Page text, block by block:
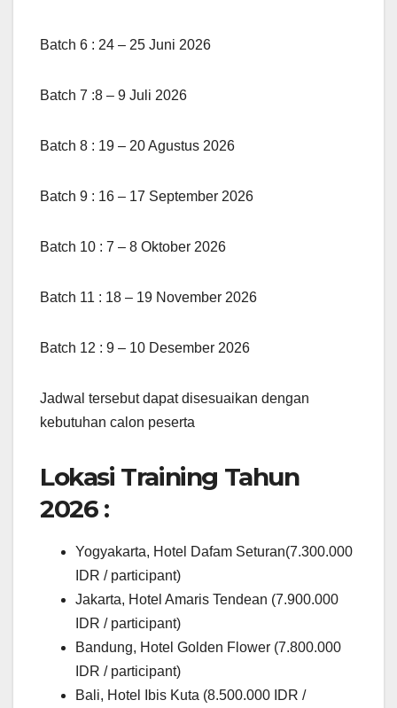
Batch 6 : 24 – 25 Juni 2026
Batch 7 :8 – 9 Juli 2026
Batch 8 : 19 – 20 Agustus 2026
Batch 9 : 16 – 17 September 2026
Batch 10 : 7 – 8 Oktober 2026
Batch 11 : 18 – 19 November 2026
Batch 12 : 9 – 10 Desember 2026
Jadwal tersebut dapat disesuaikan dengan
kebutuhan calon peserta
Lokasi Training Tahun
2026 :
Yogyakarta, Hotel Dafam Seturan(7.300.000
IDR / participant)
Jakarta, Hotel Amaris Tendean (7.900.000
IDR / participant)
Bandung, Hotel Golden Flower (7.800.000
IDR / participant)
Bali, Hotel Ibis Kuta (8.500.000 IDR /